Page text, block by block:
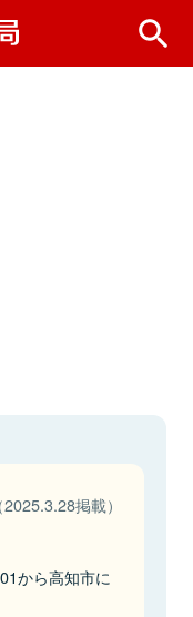
（2025.3.28掲載）
から高知市に